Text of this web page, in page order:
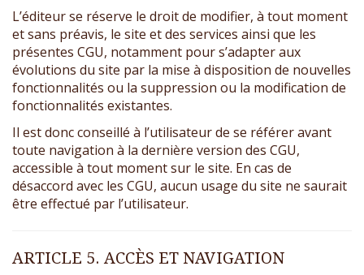
L’éditeur se réserve le droit de modifier, à tout moment
et sans préavis, le site et des services ainsi que les
présentes CGU, notamment pour s’adapter aux
évolutions du site par la mise à disposition de nouvelles
fonctionnalités ou la suppression ou la modification de
fonctionnalités existantes.
Il est donc conseillé à l’utilisateur de se référer avant
toute navigation à la dernière version des CGU,
accessible à tout moment sur le site. En cas de
désaccord avec les CGU, aucun usage du site ne saurait
être effectué par l’utilisateur.
ARTICLE 5. ACCÈS ET NAVIGATION